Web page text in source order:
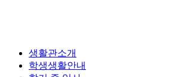
생활관소개
학생생활안내